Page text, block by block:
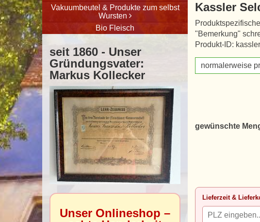
Vakuumbeutel & Produkte zum selbst
Wursten
Bio Fleisch
seit 1860 - Unser
Gründungsvater:
Markus Kollecker
Unser Onlineshop –
Kassler
"Bemerkung"
Produkt-ID:
normalerweise
gewünschte
Lieferzeit &